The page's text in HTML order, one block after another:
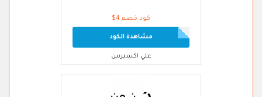
كود خصم 4$
مشاهدة الكود
علي اكسبرس